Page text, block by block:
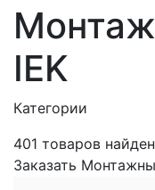
IEK
Категории
401 товаров
Заказать